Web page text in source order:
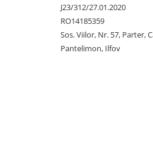
J23/312/27.01.2020
RO14185359
Sos. Viilor, Nr. 57, Parter,
Pantelimon, Ilfov